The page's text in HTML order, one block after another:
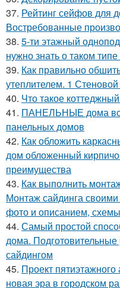
37. Рейтинг сейфов для
Востребованные
38. 5-ти этажный
нужно знать о таком
39. Как правильно
утеплителем. 1
40. Что такое
41. ПАНЕЛЬНЫЕ дома
панельных домов
42. Как обложить
дом обложенный
преимущества
43. Как выполнить
Монтаж сайдинга своими
фото и описанием,
44. Самый простой
дома.
сайдингом
45. Проект
новая эра в городском